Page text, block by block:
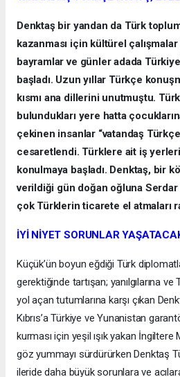
Denktaş bir yandan da Türk
kazanması için kültürel
bayramlar ve günler adada
başladı. Uzun yıllar Türkçe
kısmı ana dillerini unutmuştu.
bulundukları yere hatta
çekinen insanlar “vatandaş
cesaretlendi. Türklere ait iş
konulmaya başladı. Denktaş, bir
verildiği gün doğan oğluna Serdar
çok Türklerin ticarete el atmaları
İYİ NİYET SORUNLAR
Küçük’ün boyun eğdiği Türk
gerektiğinde tartışan; yanılgılarına
yol açan tutumlarına karşı çıkan
Kıbrıs’a Türkiye ve Yunanistan
kurması için yeşil ışık yakan İngiltere
göz yummayı sürdürürken Denktaş
ileride daha büyük sorunlara ve